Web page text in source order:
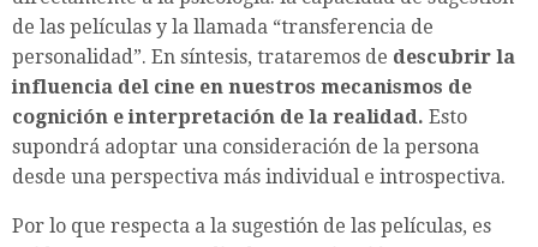
de las películas y la llamada “transferencia de
personalidad”. En síntesis, trataremos de descubrir la
influencia del cine en nuestros mecanismos de
cognición e interpretación de la realidad. Esto
supondrá adoptar una consideración de la persona
desde una perspectiva más individual e introspectiva.
Por lo que respecta a la sugestión de las películas, es